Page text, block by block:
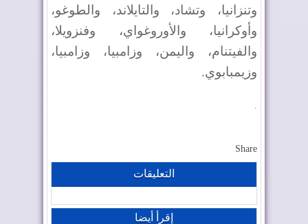
وتنزانيا، وتشاد، والتايلاند، والطوغو،
وأوكرانيا، والأوروغواي، وفنزويلا،
والفيتنام، واليمن، وزامبيا، وزامبيا،
وزيمبابوي.
Share
التعليقات
إقرأ أيضا